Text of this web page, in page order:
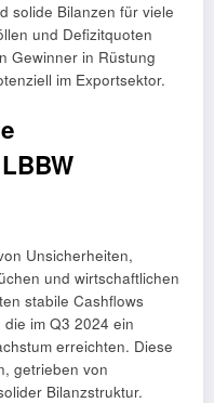
solide Bilanzen für viele
und Defizitquoten
Gewinner in Rüstung
im Exportsektor.
Unsicherheiten,
und wirtschaftlichen
stabile Cashflows
im Q3 2024 ein
erreichten. Diese
getrieben von
Bilanzstruktur.